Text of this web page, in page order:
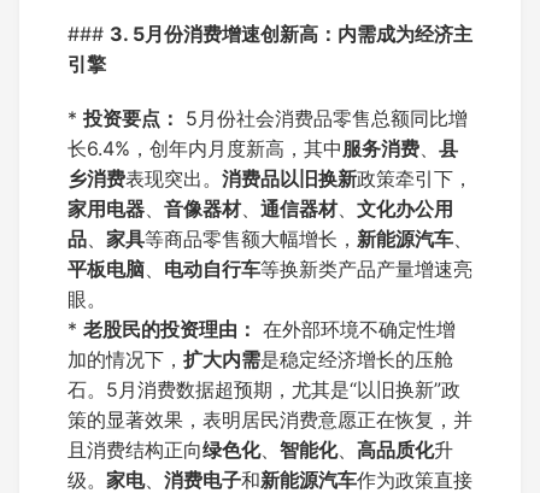
### 3. 5月份消费增速创新高：内需成为经济主
引擎
* 投资要点： 5月份社会消费品零售总额同比增
长6.4%，创年内月度新高，其中服务消费、 县
乡消费表现突出。 消费品以旧换新政策牵引下，
家用电器、 音像器材、 通信器材、 文化办公用
品、 家具等商品零售额大幅增长， 新能源汽车、
平板电脑、 电动自行车等换新类产品产量增速亮
眼。
* 老股民的投资理由： 在外部环境不确定性增
加的情况下， 扩大内需是稳定经济增长的压舱
石。5月消费数据超预期，尤其是“以旧换新”政
策的显著效果，表明居民消费意愿正在恢复，并
且消费结构正向绿色化、 智能化、 高品质化升
级。 家电、 消费电子和新能源汽车作为政策直接